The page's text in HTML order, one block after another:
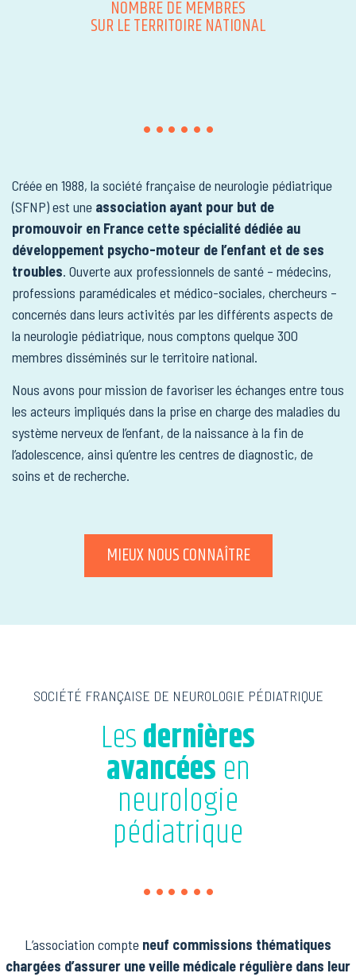
NOMBRE DE MEMBRES
SUR LE TERRITOIRE NATIONAL
Créée en 1988, la société française de neurologie pédiatrique
(SFNP) est une association ayant pour but de
promouvoir en France cette spécialité dédiée au
développement psycho-moteur de l’enfant et de ses
troubles. Ouverte aux professionnels de santé – médecins,
professions paramédicales et médico-sociales, chercheurs –
concernés dans leurs activités par les différents aspects de
la neurologie pédiatrique, nous comptons quelque 300
membres disséminés sur le territoire national.
Nous avons pour mission de favoriser les échanges entre tous
les acteurs impliqués dans la prise en charge des maladies du
système nerveux de l’enfant, de la naissance à la fin de
l’adolescence, ainsi qu’entre les centres de diagnostic, de
soins et de recherche.
MIEUX NOUS CONNAÎTRE
SOCIÉTÉ FRANÇAISE DE NEUROLOGIE PÉDIATRIQUE
Lesdernières
avancéesen
neurologie
pédiatrique
L’association compte neuf commissions thématiques
chargées d’assurer une veille médicale régulière dans leur